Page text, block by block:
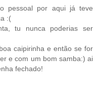
pessoal por aqui já teve
:(
tu nunca poderias ser
caipirinha e então se for
e com um bom samba:) ai
fechado!